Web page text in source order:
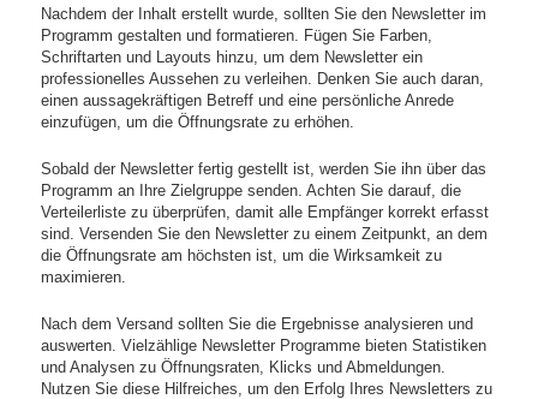
Nachdem der Inhalt erstellt wurde, sollten Sie den Newsletter im
Programm gestalten und formatieren. Fügen Sie Farben,
Schriftarten und Layouts hinzu, um dem Newsletter ein
professionelles Aussehen zu verleihen. Denken Sie auch daran,
einen aussagekräftigen Betreff und eine persönliche Anrede
einzufügen, um die Öffnungsrate zu erhöhen.
Sobald der Newsletter fertig gestellt ist, werden Sie ihn über das
Programm an Ihre Zielgruppe senden. Achten Sie darauf, die
Verteilerliste zu überprüfen, damit alle Empfänger korrekt erfasst
sind. Versenden Sie den Newsletter zu einem Zeitpunkt, an dem
die Öffnungsrate am höchsten ist, um die Wirksamkeit zu
maximieren.
Nach dem Versand sollten Sie die Ergebnisse analysieren und
auswerten. Vielzählige Newsletter Programme bieten Statistiken
und Analysen zu Öffnungsraten, Klicks und Abmeldungen.
Nutzen Sie diese Hilfreiches, um den Erfolg Ihres Newsletters zu